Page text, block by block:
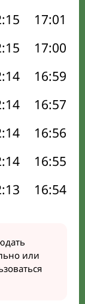
17:01
17:00
16:59
16:57
16:56
16:55
16:54
или